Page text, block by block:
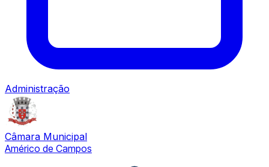
Administração
Câmara Municipal
Américo de Campos